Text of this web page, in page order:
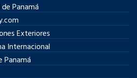
Panamá
Exteriores
Internacional
Panamá